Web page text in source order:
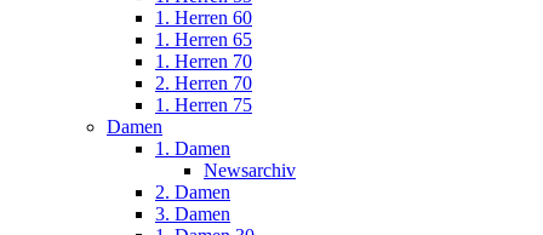
1. Herren 60
1. Herren 65
1. Herren 70
2. Herren 70
1. Herren 75
Damen
1. Damen
Newsarchiv
2. Damen
3. Damen